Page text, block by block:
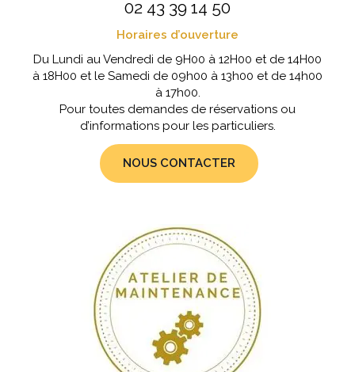
02 43 39 14 50
Horaires d’ouverture
Du Lundi au Vendredi de 9H00 à 12H00 et de 14H00
à 18H00 et le Samedi de 09h00 à 13h00 et de 14h00
à 17h00.
Pour toutes demandes de réservations ou
d’informations pour les particuliers.
NOUS CONTACTER